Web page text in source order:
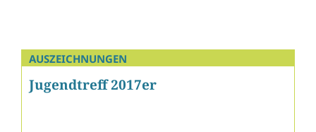
AUSZEICHNUNGEN
Jugendtreff 2017er